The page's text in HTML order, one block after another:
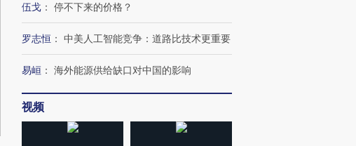
伍戈 ： 停不下来的价格？
罗志恒 ： 中美人工智能竞争：道路比技术更重要
易峘 ： 海外能源供给缺口对中国的影响
视频